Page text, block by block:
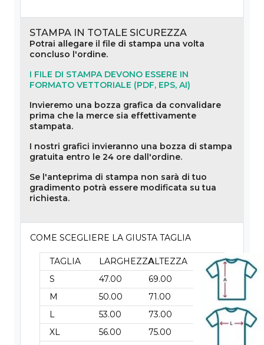
STAMPA IN TOTALE SICUREZZA
Potrai allegare il file di stampa una volta
concluso l'ordine.
I FILE DI STAMPA DEVONO ESSERE IN
FORMATO VETTORIALE (PDF, EPS, AI)
Invieremo una bozza grafica da convalidare
prima che la merce sia effettivamente
stampata.
I nostri grafici invieranno una bozza di stampa
gratuita entro le 24 ore dall'ordine.
Se l'anteprima di stampa non sarà di tuo
gradimento potrà essere modificata su tua
richiesta.
COME SCEGLIERE LA GIUSTA TAGLIA
TAGLIA LARGHEZZAALTEZZA
S
47.00
69.00
M
50.00
71.00
L
53.00
73.00
XL
56.00
75.00